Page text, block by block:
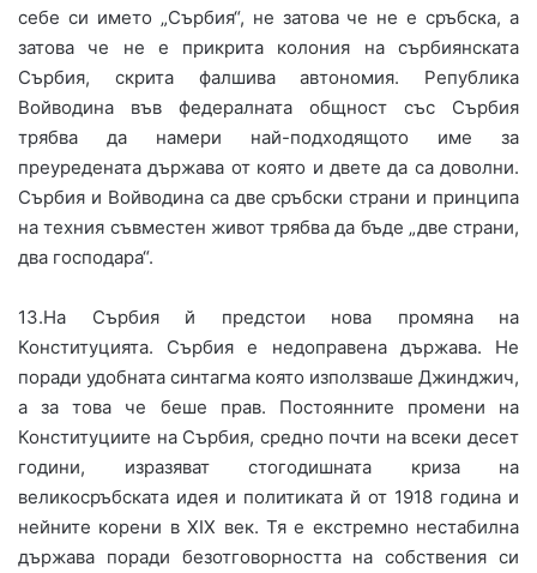
себе си името „Сърбия“, не затова че не е сръбска, а
затова че не е прикрита колония на сърбиянската
Сърбия, скрита фалшива автономия. Република
Войводина във федералната общност със Сърбия
трябва да намери най-подходящото име за
преуредената държава от която и двете да са доволни.
Сърбия и Войводина са две сръбски страни и принципа
на техния съвместен живот трябва да бъде „две страни,
два господара“.
13.На Сърбия й предстои нова промяна на
Конституцията. Сърбия е недоправена държава. Не
поради удобната синтагма която използваше Джинджич,
а за това че беше прав. Постоянните промени на
Конституциите на Сърбия, средно почти на всеки десет
години, изразяват стогодишната криза на
великосръбската идея и политиката й от 1918 година и
нейните корени в ХІХ век. Тя е екстремно нестабилна
държава поради безотговорността на собствения си